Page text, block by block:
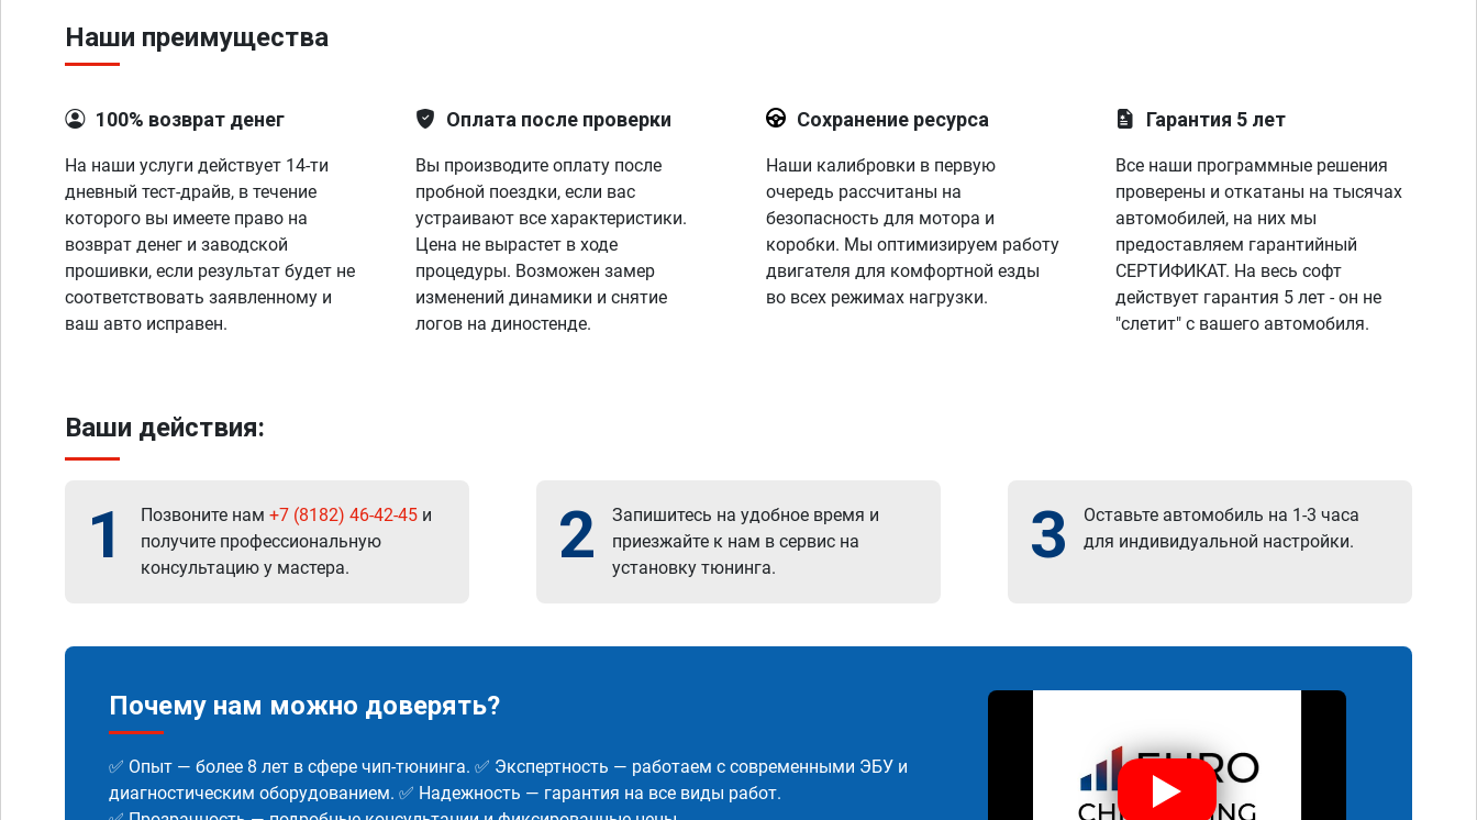
Наши преимущества
100% возврат денег
На наши услуги действует 14-ти
дневный тест-драйв, в течение
которого вы имеете право на
возврат денег и заводской
прошивки, если результат будет не
соответствовать заявленному и
ваш авто исправен.
Оплата после проверки
Вы производите оплату после
пробной поездки, если вас
устраивают все характеристики.
Цена не вырастет в ходе
процедуры. Возможен замер
изменений динамики и снятие
логов на диностенде.
Сохранение ресурса
Наши калибровки в первую
очередь рассчитаны на
безопасность для мотора и
коробки. Мы оптимизируем работу
двигателя для комфортной езды
во всех режимах нагрузки.
Гарантия 5 лет
Все наши программные решения
проверены и откатаны на тысячах
автомобилей, на них мы
предоставляем гарантийный
СЕРТИФИКАТ. На весь софт
действует гарантия 5 лет - он не
"слетит" с вашего автомобиля.
Ваши действия:
1 Позвоните нам +7 (8182) 46-42-45 и
получите профессиональную
консультацию у мастера.
2
Запишитесь на удобное время и
приезжайте к нам в сервис на
установку тюнинга.
3
Оставьте автомобиль на 1-3 часа
для индивидуальной настройки.
Почему нам можно доверять?
✅ Опыт — более 8 лет в сфере чип-тюнинга. ✅ Экспертность — работаем с современными ЭБУ и
диагностическим оборудованием. ✅ Надежность — гарантия на все виды работ.